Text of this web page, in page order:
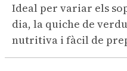
Ideal per variar els
dia, la quiche de
nutritiva i fàcil de